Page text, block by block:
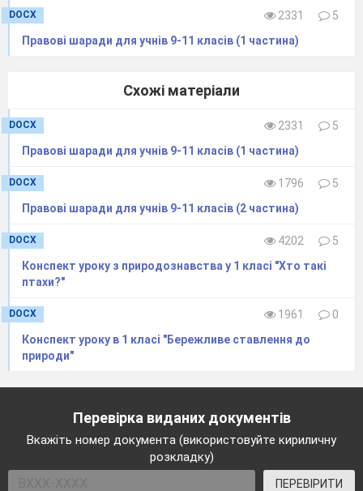
Робота з документом
Учні використовуючи тексти документу,
визначають види покарань та статті, у яких вони
прописуються .
А тепер вашій увазі схема, яка відображає
покарання
Звільнення від кримінальної
V.Висновки
розум».
Ми сьогодні визначили с вами, які види
покарань існують – нагадайте, будь ласка;
DOCX 2331
5
Правові шаради для учнів 9-11 класів (1 частина)
Схожі матеріали
DOCX 2331
5
Правові шаради для учнів 9-11 класів (1 частина)
DOCX 1796
5
Правові шаради для учнів 9-11 класів (2 частина)
DOCX 4202
5
Конспект уроку з природознавства у 1 класі "Хто такі
птахи?"
DOCX 1961
0
Конспект уроку в 1 класі "Бережливе ставлення до
природи"
Перевірка виданих документів
Вкажіть номер документа (використовуйте кириличну
розкладку)
ПЕРЕВІРИТИ